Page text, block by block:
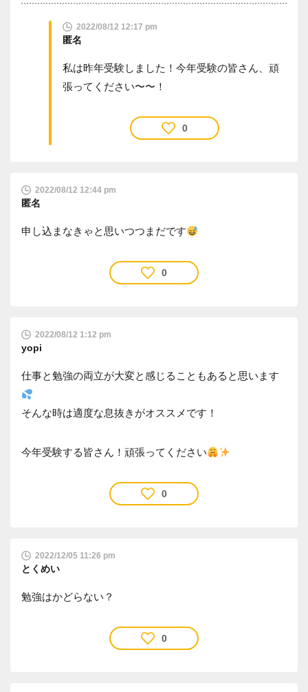
2022/08/12 12:17 pm
匿名
私は昨年受験しました！今年受験の皆さん、頑
張ってください〜〜！
0
2022/08/12 12:44 pm
匿名
申し込まなきゃと思いつつまだです
0
2022/08/12 1:12 pm
yopi
仕事と勉強の両立が大変と感じることもあると思います
そんな時は適度な息抜きがオススメです！
今年受験する皆さん！頑張ってください
0
2022/12/05 11:26 pm
とくめい
勉強はかどらない？
0